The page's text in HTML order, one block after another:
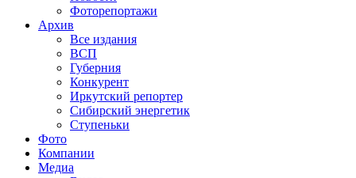
Фоторепортажи
Архив
Все издания
ВСП
Губерния
Конкурент
Иркутский репортер
Сибирский энергетик
Ступеньки
Фото
Компании
Медиа